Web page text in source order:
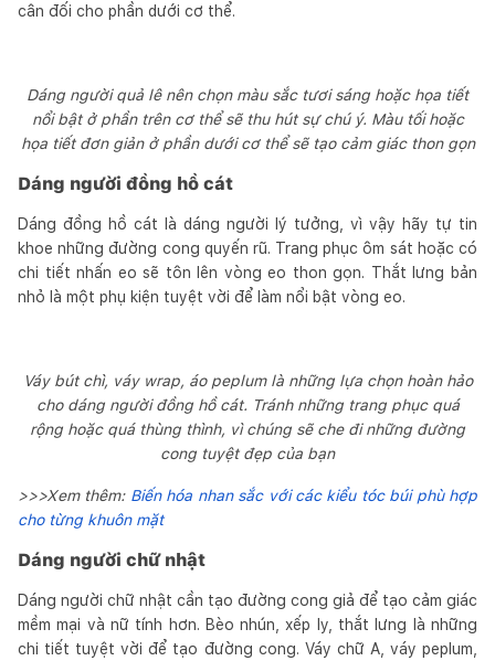
cân đối cho phần dưới cơ thể.
Dáng người quả lê nên chọn màu sắc tươi sáng hoặc họa tiết
nổi bật ở phần trên cơ thể sẽ thu hút sự chú ý. Màu tối hoặc
họa tiết đơn giản ở phần dưới cơ thể sẽ tạo cảm giác thon gọn
Dáng người đồng hồ cát
Dáng đồng hồ cát là dáng người lý tưởng, vì vậy hãy tự tin
khoe những đường cong quyến rũ. Trang phục ôm sát hoặc có
chi tiết nhấn eo sẽ tôn lên vòng eo thon gọn. Thắt lưng bản
nhỏ là một phụ kiện tuyệt vời để làm nổi bật vòng eo.
Váy bút chì, váy wrap, áo peplum là những lựa chọn hoàn hảo
cho dáng người đồng hồ cát. Tránh những trang phục quá
rộng hoặc quá thùng thình, vì chúng sẽ che đi những đường
cong tuyệt đẹp của bạn
>>>Xem thêm: Biến hóa nhan sắc với các kiểu tóc búi phù hợp
cho từng khuôn mặt
Dáng người chữ nhật
Dáng người chữ nhật cần tạo đường cong giả để tạo cảm giác
mềm mại và nữ tính hơn. Bèo nhún, xếp ly, thắt lưng là những
chi tiết tuyệt vời để tạo đường cong. Váy chữ A, váy peplum,